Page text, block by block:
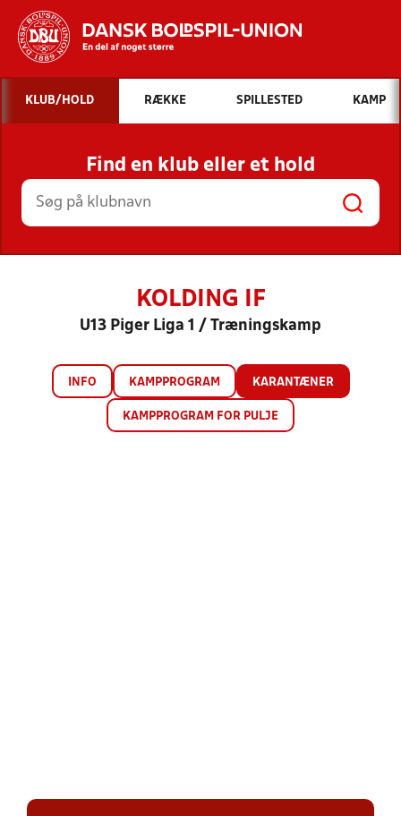
Hvad vil du søge efter?
INDHOLD OG NYHEDER
STILLINGER, RESULTATER, KLUBBER OG
HOLD
KLUB/HOLD RÆKKE SPILLESTED KAMP
Find en klub eller et hold
KOLDING IF
U13 Piger Liga 1 / Træningskamp
INFO KAMPPROGRAM KARANTÆNER
KAMPPROGRAM FOR PULJE